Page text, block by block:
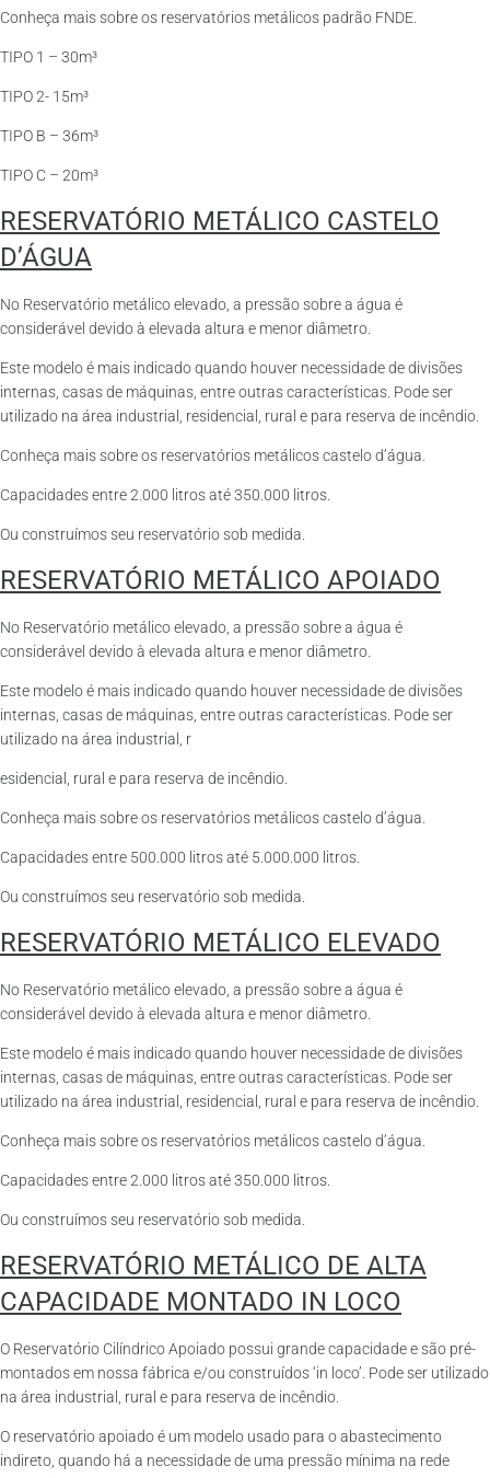
Conheça mais sobre os reservatórios metálicos padrão FNDE.
TIPO 1 – 30m³
TIPO 2- 15m³
TIPO B – 36m³
TIPO C – 20m³
RESERVATÓRIO METÁLICO CASTELO
D’ÁGUA
No Reservatório metálico elevado, a pressão sobre a água é
considerável devido à elevada altura e menor diâmetro.
Este modelo é mais indicado quando houver necessidade de divisões
internas, casas de máquinas, entre outras características. Pode ser
utilizado na área industrial, residencial, rural e para reserva de incêndio.
Conheça mais sobre os reservatórios metálicos castelo d’água.
Capacidades entre 2.000 litros até 350.000 litros.
Ou construímos seu reservatório sob medida.
RESERVATÓRIO METÁLICO APOIADO
No Reservatório metálico elevado, a pressão sobre a água é
considerável devido à elevada altura e menor diâmetro.
Este modelo é mais indicado quando houver necessidade de divisões
internas, casas de máquinas, entre outras características. Pode ser
utilizado na área industrial, r
esidencial, rural e para reserva de incêndio.
Conheça mais sobre os reservatórios metálicos castelo d’água.
Capacidades entre 500.000 litros até 5.000.000 litros.
Ou construímos seu reservatório sob medida.
RESERVATÓRIO METÁLICO ELEVADO
No Reservatório metálico elevado, a pressão sobre a água é
considerável devido à elevada altura e menor diâmetro.
Este modelo é mais indicado quando houver necessidade de divisões
internas, casas de máquinas, entre outras características. Pode ser
utilizado na área industrial, residencial, rural e para reserva de incêndio.
Conheça mais sobre os reservatórios metálicos castelo d’água.
Capacidades entre 2.000 litros até 350.000 litros.
Ou construímos seu reservatório sob medida.
RESERVATÓRIO METÁLICO DE ALTA
CAPACIDADE MONTADO IN LOCO
O Reservatório Cilíndrico Apoiado possui grande capacidade e são pré-
montados em nossa fábrica e/ou construídos ‘in loco’. Pode ser utilizado
na área industrial, rural e para reserva de incêndio.
O reservatório apoiado é um modelo usado para o abastecimento
indireto, quando há a necessidade de uma pressão mínima na rede